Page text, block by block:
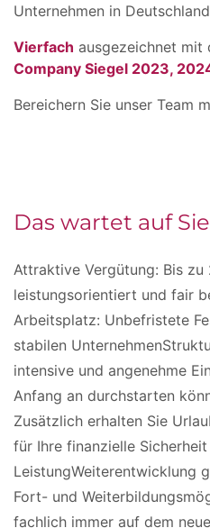
Unternehmen in
Vierfach ausgezeichnet mit
Company Siegel 2023,
Bereichern Sie unser Team
Das wartet auf
Attraktive Vergütung: Bis zu
leistungsorientiert und fair
Arbeitsplatz: Unbefristete
stabilen
intensive und angenehme
Anfang an durchstarten
Zusätzlich erhalten Sie
für Ihre finanzielle
LeistungWeiterentwicklung
Fort- und
fachlich immer auf dem